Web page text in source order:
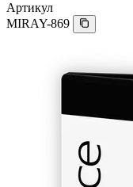
Артикул
MIRAY-869